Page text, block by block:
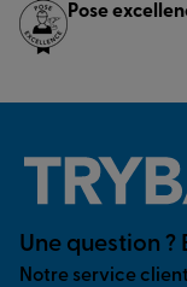
Pose
Une question ?
Notre service